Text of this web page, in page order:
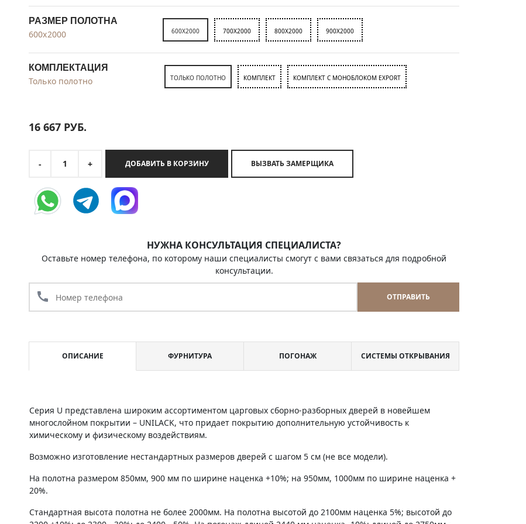
РАЗМЕР ПОЛОТНА
600x2000 600X2000 700X2000 800X2000 900X2000
КОМПЛЕКТАЦИЯ
Только полотно ТОЛЬКО ПОЛОТНО КОМПЛЕКТ КОМПЛЕКТ С МОНОБЛОКОМ EXPORT
16 667 РУБ.
- 1 + ДОБАВИТЬ В КОРЗИНУ ВЫЗВАТЬ ЗАМЕРЩИКА
НУЖНА КОНСУЛЬТАЦИЯ СПЕЦИАЛИСТА?
Оставьте номер телефона, по которому наши специалисты смогут с вами связаться для подробной
консультации.
call ОТПРАВИТЬ
ОПИСАНИЕ ФУРНИТУРА ПОГОНАЖ СИСТЕМЫ ОТКРЫВАНИЯ
Серия U представлена широким ассортиментом царговых сборно-разборных дверей в новейшем
многослойном покрытии – UNILACK, что придает покрытию дополнительную устойчивость к
химическому и физическому воздействиям.
Возможно изготовление нестандартных размеров дверей с шагом 5 см (не все модели).
На полотна размером 850мм, 900 мм по ширине наценка +10%; на 950мм, 1000мм по ширине наценка +
20%.
Стандартная высота полотна не более 2000мм. На полотна высотой до 2100мм наценка 5%; высотой до